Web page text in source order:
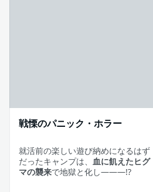
戦慄のパニック・ホラー
就活前の楽しい遊び納めになるはず
だったキャンプは、
血に飢えたヒグ
マの襲来で地獄と化し―――!?